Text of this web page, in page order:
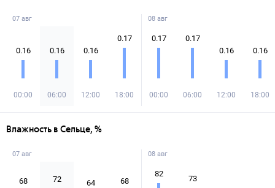
07 авг
0.16
00:00
0.16
06:00
0.16
12:00
0.17
18:00
08 авг
0.17
00:00
0.17
06:00
0.16
12:00
0.16
18:00
Влажность в Сельце, %
07 авг
68 72 64 68
08 авг
82
73